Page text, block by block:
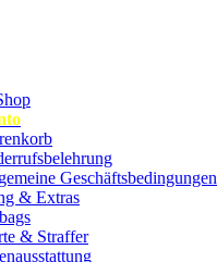
Geschäftsbedingungen
& Extras
& Straffer